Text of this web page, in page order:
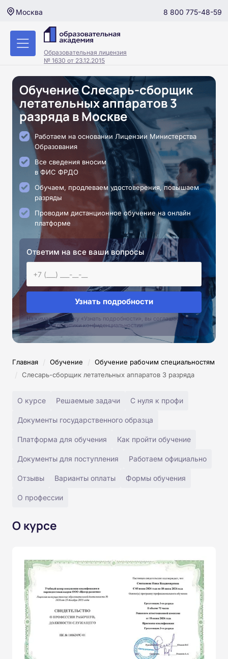
Москва 8 800 775-48-59
Образовательная лицензия
№ 1630 от 23.12.2015
Обучение Слесарь-сборщик
летательных аппаратов 3
разряда в Москве
Работаем на основании Лицензии Министерства
Образования
Все сведения вносим
в ФИС ФРДО
Обучаем, продлеваем удостоверения, повышаем
разряды
Проводим дистанционное обучение на онлайн
платформе
Ответим на все ваши вопросы
Узнать подробности
Нажимая на кнопку «Узнать подробности», вы соглашаетесь с
условиями политики конфиденциальностии
Главная / Обучение / Обучение рабочим специальностям
/ Слесарь-сборщик летательных аппаратов 3 разряда
О курсе Решаемые задачи С нуля к профи
Документы государственного образца
Платформа для обучения Как пройти обучение
Документы для поступления Работаем официально
Отзывы Варианты оплаты Формы обучения
О профессии
О курсе